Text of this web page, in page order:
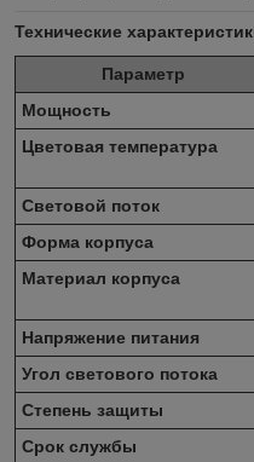
Технические
Параметр
Мощность
Цветовая температура
Световой поток
Форма корпуса
Материал корпуса
Напряжение питания
Угол светового потока
Степень защиты
Срок службы